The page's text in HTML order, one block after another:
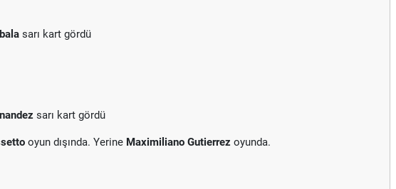
sarı kart gördü
sarı kart gördü
oyun dışında. Yerine Maximiliano Gutierrez oyunda.